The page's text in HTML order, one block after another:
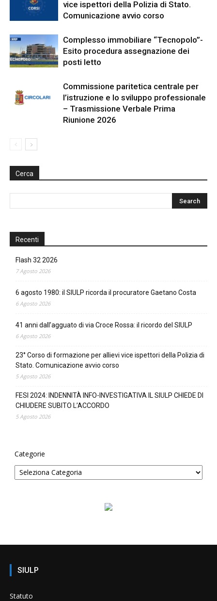
vice ispettori della Polizia di Stato.
Comunicazione avvio corso
Complesso immobiliare “Tecnopolo”-
Esito procedura assegnazione dei
posti letto
Commissione paritetica centrale per
l’istruzione e lo sviluppo professionale
– Trasmissione Verbale Prima
Riunione 2026
Cerca
Recenti
Flash 32 2026
7 Agosto 2026
6 agosto 1980: il SIULP ricorda il procuratore Gaetano Costa
6 Agosto 2026
41 anni dall’agguato di via Croce Rossa: il ricordo del SIULP
6 Agosto 2026
23° Corso di formazione per allievi vice ispettori della Polizia di
Stato. Comunicazione avvio corso
5 Agosto 2026
FESI 2024: INDENNITÀ INFO-INVESTIGATIVA IL SIULP CHIEDE DI
CHIUDERE SUBITO L’ACCORDO
5 Agosto 2026
Categorie
SIULP
Statuto